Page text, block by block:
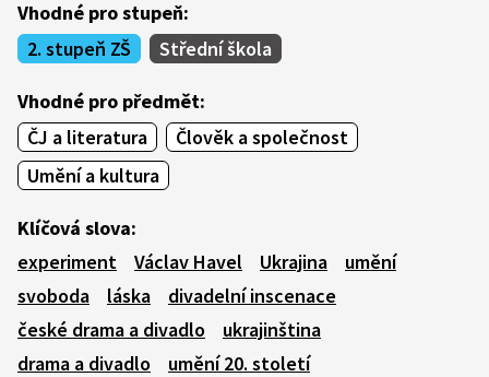
Vhodné pro stupeň:
2. stupeň ZŠ
Střední škola
Vhodné pro předmět:
ČJ a literatura
Člověk a společnost
Umění a kultura
Klíčová slova:
experiment
Václav Havel Ukrajina
umění
svoboda
láska
divadelní inscenace
české drama a divadlo
ukrajinština
drama a divadlo
umění 20. století